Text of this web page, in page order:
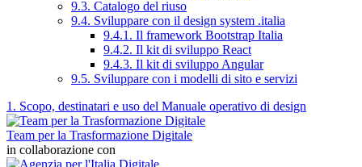
9.3. Catalogo del riuso
9.4. Sviluppare con il design system .italia
9.4.1. Il framework Bootstrap Italia
9.4.2. Il kit di sviluppo React
9.4.3. Il kit di sviluppo Angular
9.5. Sviluppare con i modelli di sito e servizi
1. Scopo, destinatari e uso del Manuale operativo di design
Team per la Trasformazione Digitale
in collaborazione con